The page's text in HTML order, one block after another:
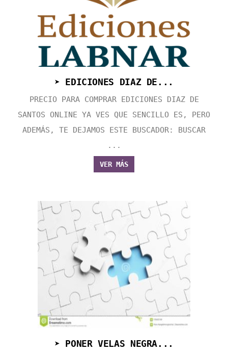
➤ EDICIONES DIAZ DE...
PRECIO PARA COMPRAR EDICIONES DIAZ DE
SANTOS ONLINE YA VES QUE SENCILLO ES, PERO
ADEMÁS, TE DEJAMOS ESTE BUSCADOR: BUSCAR
...
VER MÁS
➤ PONER VELAS NEGRA...